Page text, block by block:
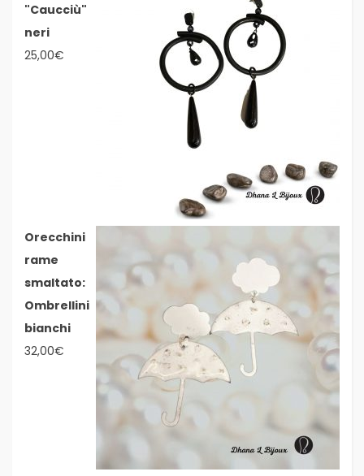
"Caucciù"
neri
25,00€
Orecchini
rame
smaltato:
Ombrellini
bianchi
32,00€